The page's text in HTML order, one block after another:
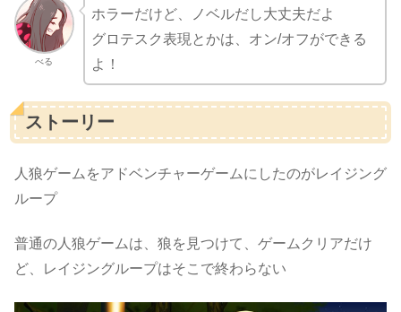
べる
ホラーだけど、ノベルだし大丈夫だよ
グロテスク表現とかは、オン/オフができる
よ！
ストーリー
人狼ゲームをアドベンチャーゲームにしたのがレイジング
ループ
普通の人狼ゲームは、狼を見つけて、ゲームクリアだけ
ど、レイジングループはそこで終わらない